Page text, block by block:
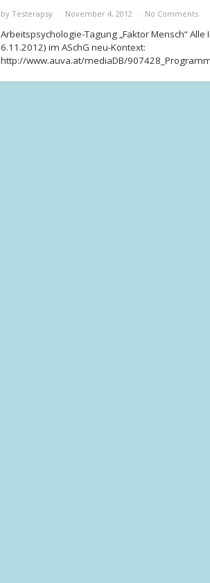
by Testerapsy November 4, 2012 No Comments
Arbeitspsychologie-Tagung „Faktor Mensch“
6.11.2012) im ASchG neu-Kontext:
http://www.auva.at/mediaDB/